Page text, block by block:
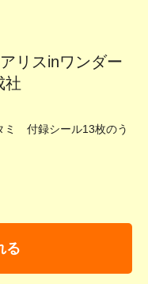
リスinワンダー
付録シール13枚のう
る